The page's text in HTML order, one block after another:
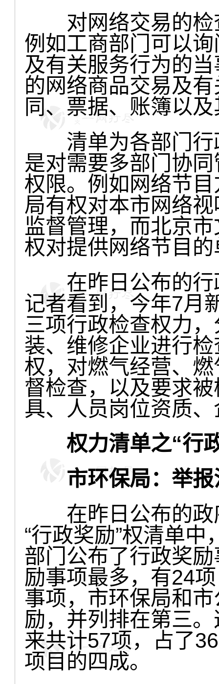
对网络交易的检
例如工商部门可以
及有关服务行为的
的网络商品交易及
同、票据、账簿以
清单为各部门行
是对需要多部门协
权限。例如网络节
局有权对本市网络
监督管理，而北京
权对提供网络节目
在昨日公布的行
记者看到，今年7月
三项行政检查权力
装、维修企业进行
权，对燃气经营、
督检查，以及要求
具、人员岗位资质
权力清单之“行
市环保局：举
在昨日公布的政
“行政奖励”权清单
部门公布了行政奖
励事项最多，有24
事项，市环保局和
励，并列排在第三
来共计57项，占了
项目的四成。